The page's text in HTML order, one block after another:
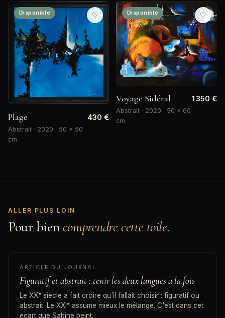
Disponible ♡
Plage
Abstrait · 2020 · 50 × 50
cm
430 €
Disponible ♡
Voyage Sidéral
Abstrait · 2020 · 50 × 60
cm
1 350 €
ALLER PLUS LOIN
Pour biencomprendre cette toile.
ARTICLE DU JOURNAL
Figuratif et abstrait : tenir les deux langues à la fois
Le XXᵉ siècle a fait croire qu'il fallait choisir : figuratif ou
abstrait. Le XXIᵉ assume mieux le mélange. C'est dans cet
écart que Sabine peint.